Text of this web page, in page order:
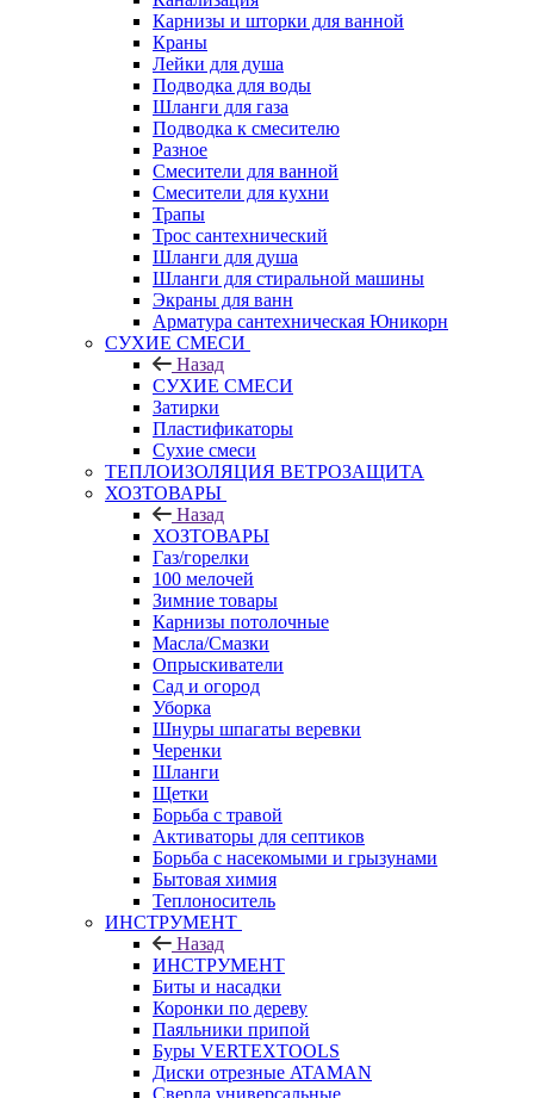
Карнизы и шторки для ванной
Краны
Лейки для душа
Подводка для воды
Шланги для газа
Подводка к смесителю
Разное
Смесители для ванной
Смесители для кухни
Трапы
Трос сантехнический
Шланги для душа
Шланги для стиральной машины
Экраны для ванн
Арматура сантехническая Юникорн
СУХИЕ СМЕСИ
Назад
СУХИЕ СМЕСИ
Затирки
Пластификаторы
Сухие смеси
ТЕПЛОИЗОЛЯЦИЯ ВЕТРОЗАЩИТА
ХОЗТОВАРЫ
Назад
ХОЗТОВАРЫ
Газ/горелки
100 мелочей
Зимние товары
Карнизы потолочные
Масла/Смазки
Опрыскиватели
Сад и огород
Уборка
Шнуры шпагаты веревки
Черенки
Шланги
Щетки
Борьба с травой
Активаторы для септиков
Борьба с насекомыми и грызунами
Бытовая химия
Теплоноситель
ИНСТРУМЕНТ
Назад
ИНСТРУМЕНТ
Биты и насадки
Коронки по дереву
Паяльники припой
Буры VERTEXTOOLS
Диски отрезные ATAMAN
Сверла универсальные